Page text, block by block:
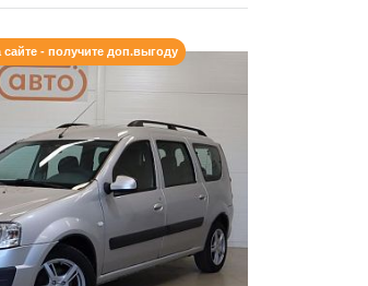
сайте - получите доп.выгоду